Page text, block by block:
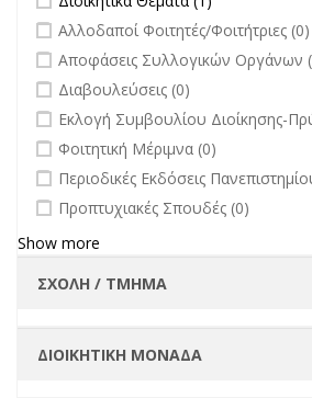
undefined
Αλλοδαποί Φοιτητές/Φοιτήτριες (0)
undefined
Αποφάσεις Συλλογικών Οργάνων
undefined
Διαβουλεύσεις (0)
undefined
Εκλογή Συμβουλίου Διοίκησης-
undefined
Φοιτητική Μέριμνα (0)
undefined
Περιοδικές Εκδόσεις
undefined
Προπτυχιακές Σπουδές (0)
Show more